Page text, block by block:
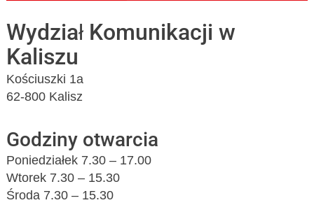
Wydział Komunikacji w
Kaliszu
Kościuszki 1a
62-800 Kalisz
Godziny otwarcia
Poniedziałek 7.30 – 17.00
Wtorek 7.30 – 15.30
Środa 7.30 – 15.30